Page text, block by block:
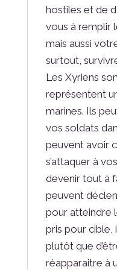
hostiles et de
vous à remplir
mais aussi
surtout,
Les Xyriens
représentent
marines. Ils
vos soldats
peuvent avoir
s’attaquer à
devenir tout à
peuvent
pour atteindre
pris pour cible,
plutôt que
réapparaitre à